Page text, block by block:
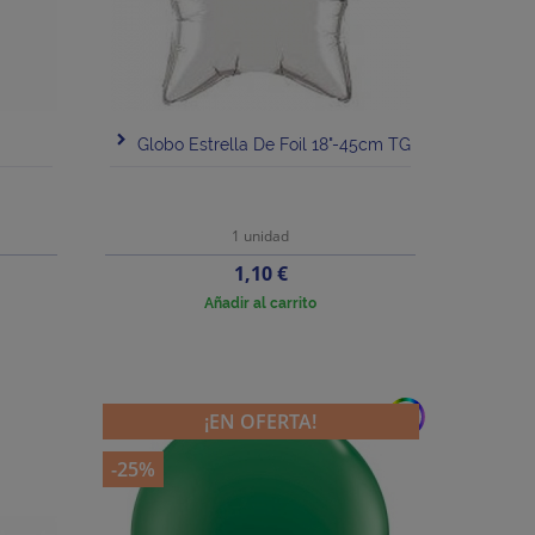
Globo Estrella De Foil 18"-45cm TG
1 unidad
Precio
1,10 €
Añadir al carrito
¡EN OFERTA!
-25%